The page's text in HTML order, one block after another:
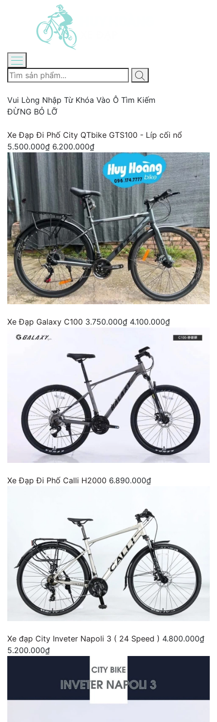
Vui Lòng Nhập Từ Khóa Vào Ô Tìm Kiếm
ĐỪNG BỎ LỠ
Xe Đạp Đi Phố City QTbike GTS100 - Líp cối nổ
5.500.000₫ 6.200.000₫
Xe Đạp Galaxy C100 3.750.000₫ 4.100.000₫
Xe Đạp Đi Phố Calli H2000 6.890.000₫
Xe đạp City Inveter Napoli 3 ( 24 Speed ) 4.800.000₫
5.200.000₫